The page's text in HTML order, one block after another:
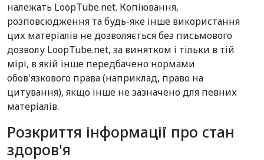
належать LoopTube.net. Копіювання,
розповсюдження та будь-яке інше використання
цих матеріалів не дозволяється без письмового
дозволу LoopTube.net, за винятком і тільки в тій
мірі, в якій інше передбачено нормами
обов'язкового права (наприклад, право на
цитування), якщо інше не зазначено для певних
матеріалів.
Розкриття інформації про стан
здоров'я